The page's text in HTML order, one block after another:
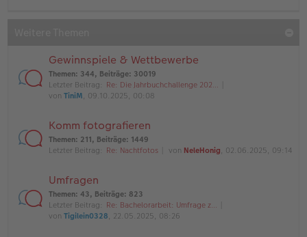
Gewinnspiele & Wettbewerbe
Themen: 344, Beiträge: 30019
Letzter Beitrag: Re: Die Jahrbuchchallenge 202…
von TiniM, 09.10.2025, 00:08
Komm fotografieren
Themen: 211, Beiträge: 1449
Letzter Beitrag: Re: Nachtfotos von NeleHonig, 02.06.2025, 09:14
Umfragen
Themen: 43, Beiträge: 823
Letzter Beitrag: Re: Bachelorarbeit: Umfrage z…
von Tigilein0328, 22.05.2025, 08:26